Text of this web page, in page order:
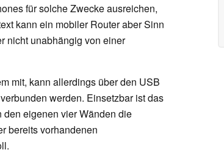
für solche Zwecke ausreichen,
kann ein mobiler Router aber Sinn
nicht unabhängig von einer
mit, kann allerdings über den USB
werden. Einsetzbar ist das
den eigenen vier Wänden die
bereits vorhandenen